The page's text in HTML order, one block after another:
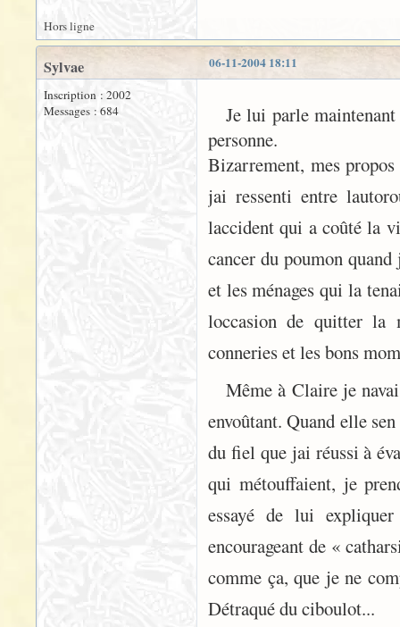
Hors ligne
06-11-2004 18:11
Sylvae
Inscription : 2002
Messages : 684
Je lui parle
personne.
Bizarrement, mes
jai ressenti entre
laccident qui a coûté la
cancer du poumon
et les ménages qui la
loccasion de quitter
conneries et les bons
Même à Claire je
envoûtant. Quand elle
du fiel que jai réussi à
qui métouffaient, je
essayé de lui
encourageant de «
comme ça, que je ne
Détraqué du ciboulot...